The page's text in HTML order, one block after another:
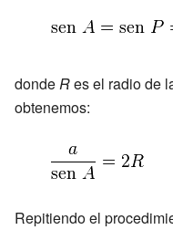
dondeRes el radio de
obtenemos:
Repitiendo el